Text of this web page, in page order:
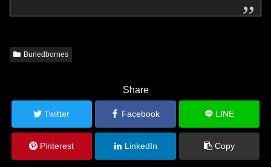
Buriedbornes
Share
Twitter Facebook LINE
Pinterest LinkedIn Copy